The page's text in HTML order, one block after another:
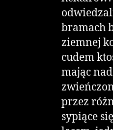
bramach
ziemnej
cudem
mając
przez
sypiące